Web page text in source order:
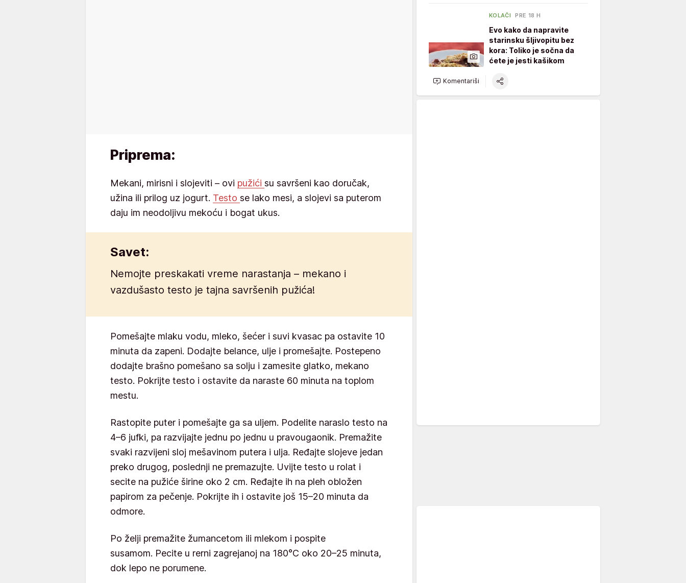
Priprema:
Mekani, mirisni i slojeviti – ovi pužići su savršeni kao doručak,
užina ili prilog uz jogurt. Testo se lako mesi, a slojevi sa puterom
daju im neodoljivu mekoću i bogat ukus.
Savet:
Nemojte preskakati vreme narastanja – mekano i
vazdušasto testo je tajna savršenih pužića!
Pomešajte mlaku vodu, mleko, šećer i suvi kvasac pa ostavite 10
minuta da zapeni. Dodajte belance, ulje i promešajte. Postepeno
dodajte brašno pomešano sa solju i zamesite glatko, mekano
testo. Pokrijte testo i ostavite da naraste 60 minuta na toplom
mestu.
Rastopite puter i pomešajte ga sa uljem. Podelite naraslo testo na
4–6 jufki, pa razvijajte jednu po jednu u pravougaonik. Premažite
svaki razvijeni sloj mešavinom putera i ulja. Ređajte slojeve jedan
preko drugog, poslednji ne premazujte. Uvijte testo u rolat i
secite na pužiće širine oko 2 cm. Ređajte ih na pleh obložen
papirom za pečenje. Pokrijte ih i ostavite još 15–20 minuta da
odmore.
Po želji premažite žumancetom ili mlekom i pospite
susamom. Pecite u rerni zagrejanoj na 180°C oko 20–25 minuta,
dok lepo ne porumene.
KOLAČI PRE 18 H
Evo kako da napravite
starinsku šljivopitu bez
kora: Toliko je sočna da
ćete je jesti kašikom
Komentariši